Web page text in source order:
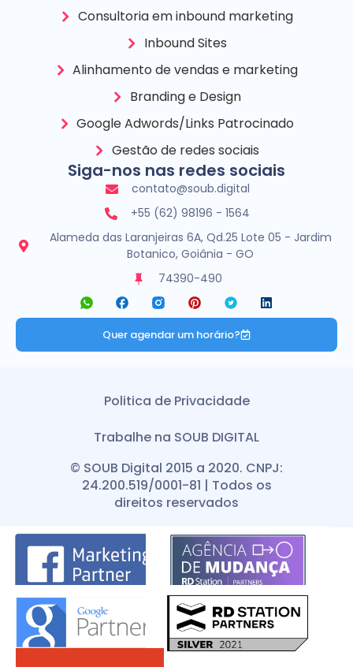
Siga-nos nas redes sociais
contato@soub.digital
+55 (62) 98196 - 1564
Alameda das Laranjeiras 6A, Qd.25 Lote 05 - Jardim
Botanico, Goiânia - GO
74390-490
Quer agendar um horário?
Consultoria em inbound marketing
Inbound Sites
Alinhamento de vendas e marketing
Branding e Design
Google Adwords/Links Patrocinado
Gestão de redes sociais
Politica de Privacidade
Trabalhe na SOUB DIGITAL
© SOUB Digital 2015 a 2020. CNPJ:
24.200.519/0001-81 | Todos os
direitos reservados